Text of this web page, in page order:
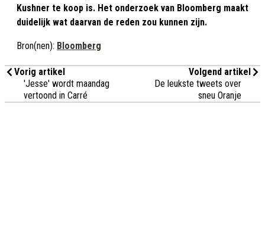
Kushner te koop is. Het onderzoek van Bloomberg maakt
duidelijk wat daarvan de reden zou kunnen zijn.
Bron(nen): Bloomberg
Vorig artikel
'Jesse' wordt maandag
vertoond in Carré
Volgend artikel
De leukste tweets over
sneu Oranje